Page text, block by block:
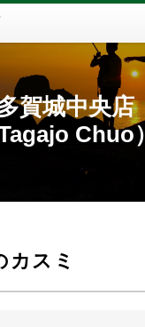
賀城中央店
Tagajo Chuo）
カスミ